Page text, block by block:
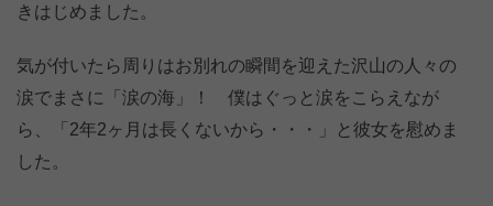
きはじめました。
気が付いたら周りはお別れの瞬間を迎えた沢山の人々の
涙でまさに「涙の海」！ 僕はぐっと涙をこらえなが
ら、「2年2ヶ月は長くないから・・・」と彼女を慰めま
した。